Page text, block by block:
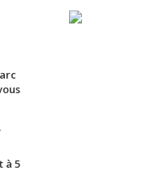
à 5